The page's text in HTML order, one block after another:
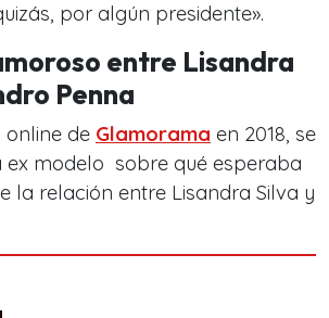
por algún presidente».
entre Lisandra
Penna
de Glamorama en 2018, se
ex modelo sobre qué esperaba
la relación entre Lisandra Silva y